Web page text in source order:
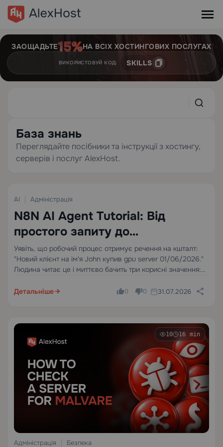
ЗАОЩАДЬТЕ НА ВСІХ ХОСТИНГОВИХ ПОСЛУГАХ
ВИКОРИСТОВУЙ КОД: SKILLS
База знань
Переглядайте посібники та інструкції з хостингу,
серверів і послуг AlexHost.
AI Адміністрація
N8N AI Agent Tutorial: Від
простого запиту до
структурованих даних робочого
процесу
Уявіть, що робочий процес отримує речення на кшталт:
"Новий клієнт на ім'я John купив gpu server 01/06/2026."
Людина читає це і миттєво бачить три корисні значення:
Детальніше
0 0 31.07.2026
10 16 min
Адміністрація Безпека